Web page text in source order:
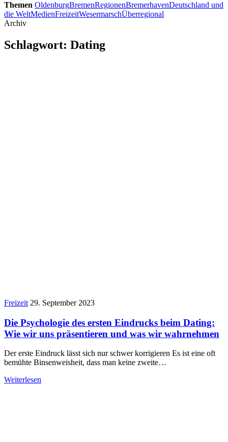
Themen OldenburgBremenRegionenBremerhavenDeutschland und
die WeltMedienFreizeitWesermarschÜberregional
Archiv
Schlagwort: Dating
Freizeit 29. September 2023
Die Psychologie des ersten Eindrucks beim Dating:
Wie wir uns präsentieren und was wir wahrnehmen
Der erste Eindruck lässt sich nur schwer korrigieren Es ist eine oft
bemühte Binsenweisheit, dass man keine zweite…
Weiterlesen